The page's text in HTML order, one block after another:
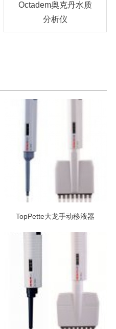
Octadem奥克丹水质
分析仪
TopPette大龙手动移液器